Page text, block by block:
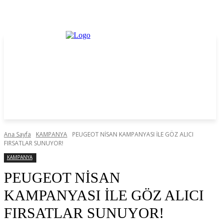
Ana Sayfa KAMPANYA
PEUGEOT NİSAN KAMPANYASI İLE GÖZ ALICI
FIRSATLAR SUNUYOR!
KAMPANYA
PEUGEOT NİSAN
KAMPANYASI İLE GÖZ ALICI
FIRSATLAR SUNUYOR!